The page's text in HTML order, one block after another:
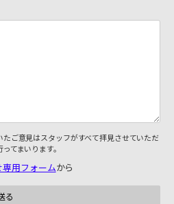
ご意見はスタッフがすべて拝見させていただ
てまいります。
専用フォームから